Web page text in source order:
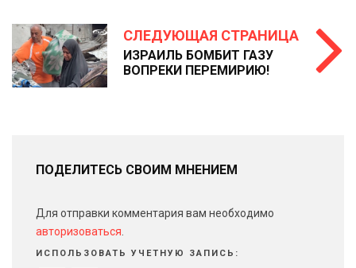
СЛЕДУЮЩАЯ СТРАНИЦА
ИЗРАИЛЬ БОМБИТ ГАЗУ
ВОПРЕКИ ПЕРЕМИРИЮ!
ПОДЕЛИТЕСЬ СВОИМ МНЕНИЕМ
Для отправки комментария вам необходимо
авторизоваться
ИСПОЛЬЗОВАТЬ УЧЕТНУЮ ЗАПИСЬ: